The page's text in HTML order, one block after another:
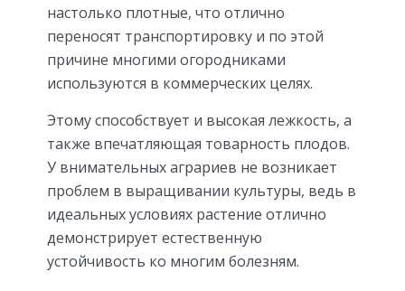
настолько плотные, что отлично
переносят транспортировку и по этой
причине многими огородниками
используются в коммерческих целях.
Этому способствует и высокая лежкость, а
также впечатляющая товарность плодов.
У внимательных аграриев не возникает
проблем в выращивании культуры, ведь в
идеальных условиях растение отлично
демонстрирует естественную
устойчивость ко многим болезням.